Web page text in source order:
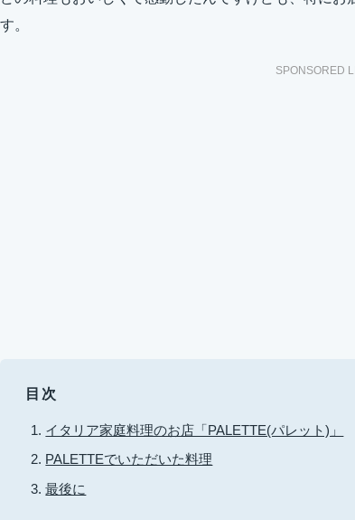
す。
SPONSORED
目次
イタリア家庭料理のお店「PALETTE(パレット)」
PALETTEでいただいた料理
最後に